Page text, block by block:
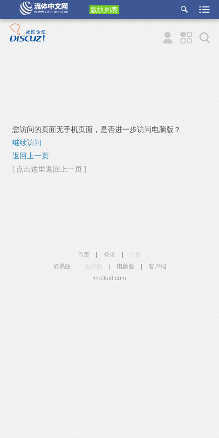
版块列表
etu
p
您访问的页面无手机页面，是否进一步访问电脑版？
继续访问
返回上一页
[ 点击这里返回上一页 ]
首页 登录
简易版
触屏版 电脑版
客户端
© cfluid.com